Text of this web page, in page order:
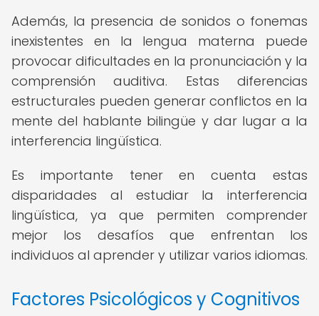
Además, la presencia de sonidos o fonemas
inexistentes en la lengua materna puede
provocar dificultades en la pronunciación y la
comprensión auditiva. Estas diferencias
estructurales pueden generar conflictos en la
mente del hablante bilingüe y dar lugar a la
interferencia lingüística.
Es importante tener en cuenta estas
disparidades al estudiar la interferencia
lingüística, ya que permiten comprender
mejor los desafíos que enfrentan los
individuos al aprender y utilizar varios idiomas.
Factores Psicológicos y Cognitivos